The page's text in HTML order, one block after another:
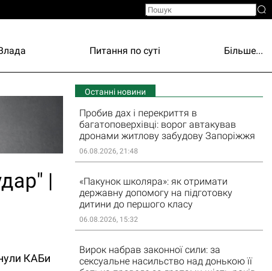
Питання по суті Більше...
|
КАБи
Останні новини
Пробив дах і перекриття в
багатоповерхівці: ворог автакував
дронами житлову забудову Запоріжжя
06.08.2026, 21:48
«Пакунок школяра»: як отримати
державну допомогу на підготовку
дитини до першого класу
06.08.2026, 15:32
Вирок набрав законної сили: за
сексуальне насильство над донькою її